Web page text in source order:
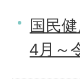
国民
4月～